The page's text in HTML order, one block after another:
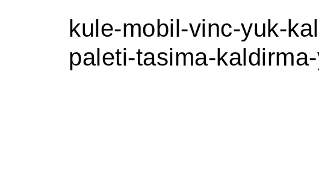
kule-mobil-vinc-yuk-
paleti-tasima-